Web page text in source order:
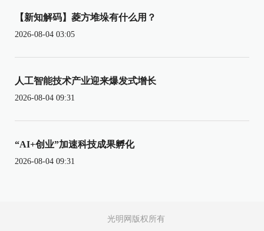
【新知解码】菱方堆垛有什么用？
2026-08-04 03:05
人工智能技术产业迎来爆发式增长
2026-08-04 09:31
“AI+创业”加速科技成果孵化
2026-08-04 09:31
光明网版权所有